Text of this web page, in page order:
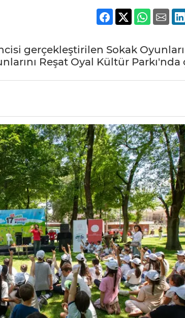
gerçekleştirilen Sokak
Reşat Oyal Kültür Parkı'nda